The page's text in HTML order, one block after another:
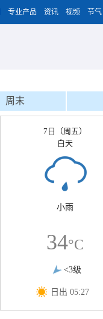
专业产品 资讯 视频 节气
周末
7日（周五）
白天
小雨
34°C
<3级
日出 05:27